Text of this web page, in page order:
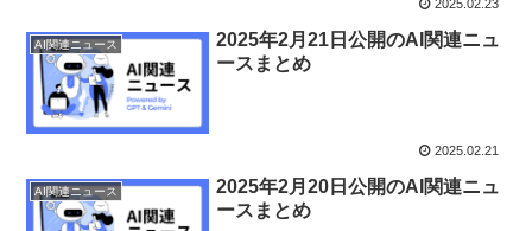
2025.02.23
AI関連ニュース
2025年2月21日公開のAI関連ニュ
ースまとめ
2025.02.21
AI関連ニュース
2025年2月20日公開のAI関連ニュ
ースまとめ